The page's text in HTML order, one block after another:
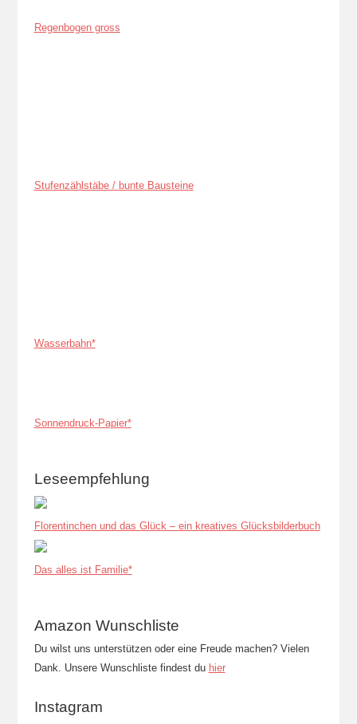
Regenbogen gross
Stufenzählstäbe / bunte Bausteine
Wasserbahn*
Sonnendruck-Papier*
Leseempfehlung
Florentinchen und das Glück – ein kreatives Glücksbilderbuch
Das alles ist Familie*
Amazon Wunschliste
Du wilst uns unterstützen oder eine Freude machen? Vielen
Dank. Unsere Wunschliste findest du hier
Instagram